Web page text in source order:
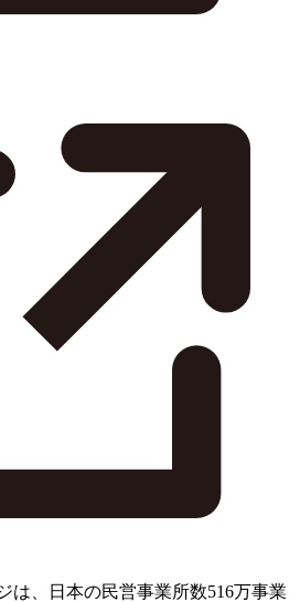
は、日本の民営事業所数516万事業